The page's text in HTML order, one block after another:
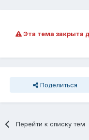
Эта тема закрыта
Поделиться
Перейти к списку тем